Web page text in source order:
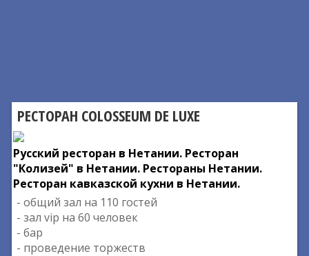
РЕСТОРАН COLOSSEUM DE LUXE
Русский ресторан в Нетании. Ресторан
"Колизей" в Нетании. Рестораны Нетании.
Ресторан кавказской кухни в Нетании.
- общий зал на 110 гостей
- зал vip на 60 человек
- бар
- проведение торжеств